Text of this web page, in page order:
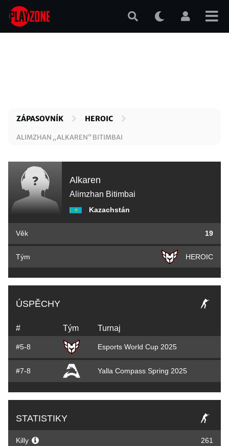
Přejít
hlavnímu
ZÁPASOVNÍK HEROIC
ALIMZHAN „ALKAREN“ BITIMBAI
Alkaren
Alimzhan Bitimbai
Kazachstán
Věk 19
Tým HEROIC
ÚSPĚCHY
# Tým Turnaj
#5-8 Esports World Cup 2025
#7-8 Yalla Compass Spring 2025
STATISTIKY
Killy 261